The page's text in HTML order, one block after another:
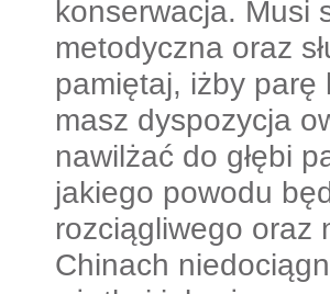
konserwacja. Musi
metodyczna oraz
pamiętaj, iżby
masz dyspozycja
nawilżać do głębi
jakiego powodu
rozciągliwego oraz
Chinach